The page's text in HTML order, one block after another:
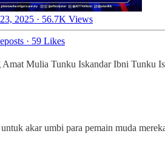
2025 · 56.7K Views
· 59 Likes
Mulia Tunku Iskandar Ibni Tunku
akar umbi para pemain muda